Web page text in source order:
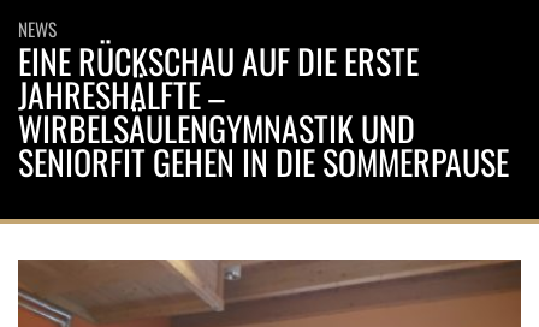
NEWS
EINE RÜCKSCHAU AUF DIE ERSTE
JAHRESHÄLFTE –
WIRBELSÄULENGYMNASTIK UND
SENIORFIT GEHEN IN DIE SOMMERPAUSE